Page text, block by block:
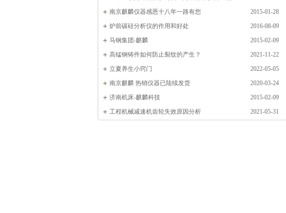
2015-01-28
南京麒麟仪器感恩十八年一路有您
2016-08-09
炉前碳硅分析仪的作用和好处
2015-02-09
马钢集团-麒麟
2021-11-22
高锰钢铸件如何防止裂纹的产生？
2022-05-05
立夏养生小窍门
2020-03-24
南京麒麟 热销仪器已陆续发货
2015-02-09
济南机床-麒麟科技
2021-05-31
工程机械减速机齿轮失效原因分析